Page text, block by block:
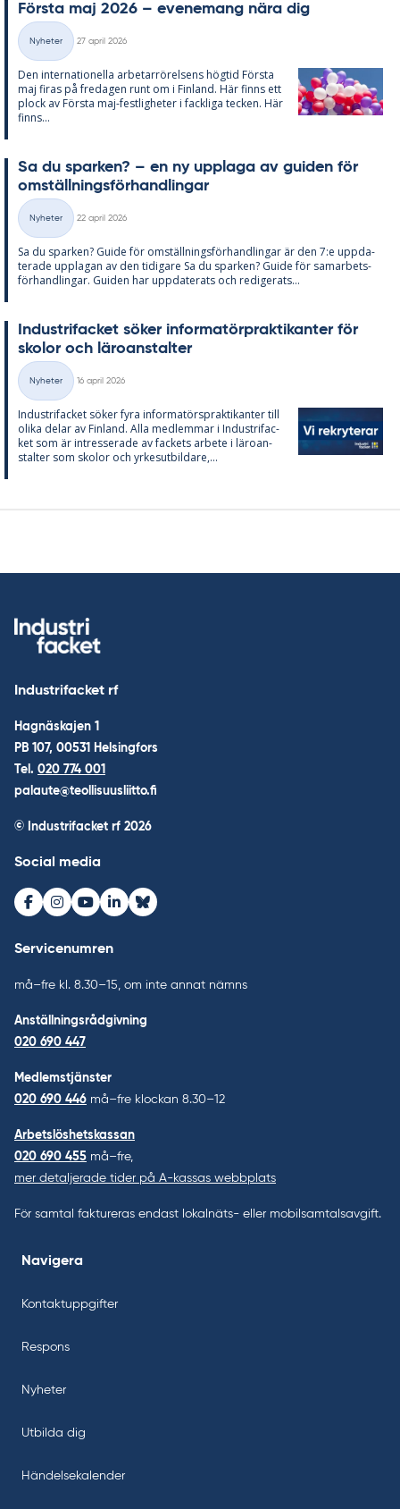
Förs­ta maj 2026 – eve­ne­mang nära dig
Kategorier
Nyheter
27 april 2026
Den in­ter­na­tio­nel­la ar­be­tar­rö­rel­sens hög­tid Förs­ta
maj fi­ras på fre­da­gen runt om i Fin­land. Här fin­ns ett
plock av Förs­ta maj-fest­lig­he­ter i fack­li­ga tec­ken. Här
fin­ns...
Sa du spar­ken? – en ny upp­laga av gui­den för
om­ställ­nings­för­hand­ling­ar
Kategorier
Nyheter
22 april 2026
Sa du spar­ken? Guide för om­ställ­nings­för­hand­ling­ar är den 7:e upp­da­
te­ra­de upp­la­gan av den ti­di­ga­re Sa du spar­ken? Guide för sam­ar­bets­
för­hand­ling­ar. Gui­den har upp­da­te­ra­ts och re­di­ge­ra­ts...
In­du­stri­fac­ket sö­ker in­for­ma­törprak­ti­kan­ter för
sko­lor och läro­an­stal­ter
Kategorier
Nyheter
16 april 2026
In­du­stri­fac­ket sö­ker fyra in­for­ma­tör­sprak­ti­kan­ter till
oli­ka de­lar av Fin­land. Alla med­lem­mar i In­du­stri­fac­
ket som är in­tres­se­ra­de av fac­kets ar­bete i läro­an­
stal­ter som sko­lor och yr­kes­ut­bil­da­re,...
Industrifacket rf
Hagnäskajen 1
PB 107, 00531 Helsingfors
Tel. 020 774 001
palaute@teollisuusliitto.fi
© Industrifacket rf 2026
Social media
Facebook
Instagram
Youtube
LinkedInBluesky
Servicenumren
må–fre kl. 8.30–15, om inte annat nämns
Anställningsrådgivning
020 690 447
Medlemstjänster
020 690 446 må–fre klockan 8.30–12
Arbetslöshetskassan
020 690 455 må–fre,
mer detaljerade tider på A-kassas webbplats
För samtal faktureras endast lokalnäts- eller mobilsamtalsavgift.
Navigera
Kontaktuppgifter
Respons
Nyheter
Utbilda dig
Händelsekalender